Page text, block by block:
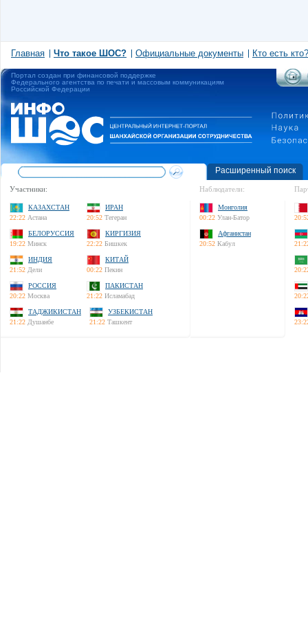
Главная Что такое ШОС? Официальные документы Кто есть кто?
Портал создан при финансовой поддержке
Федерального агентства по печати и массовым коммуникациям
Российской Федерации
Расширенный поиск
Участники:
КАЗАХСТАН
22:22 Астана
ИРАН
20:52 Тегеран
БЕЛОРУССИЯ
19:22 Минск
КИРГИЗИЯ
22:22 Бишкек
ИНДИЯ
21:52 Дели
КИТАЙ
00:22 Пекин
РОССИЯ
20:22 Москва
ПАКИСТАН
21:22 Исламабад
ТАДЖИКИСТАН
21:22 Душанбе
УЗБЕКИСТАН
21:22 Ташкент
Наблюдатели:
Монголия
00:22 Улан-Батор
Афганистан
20:52 Кабул